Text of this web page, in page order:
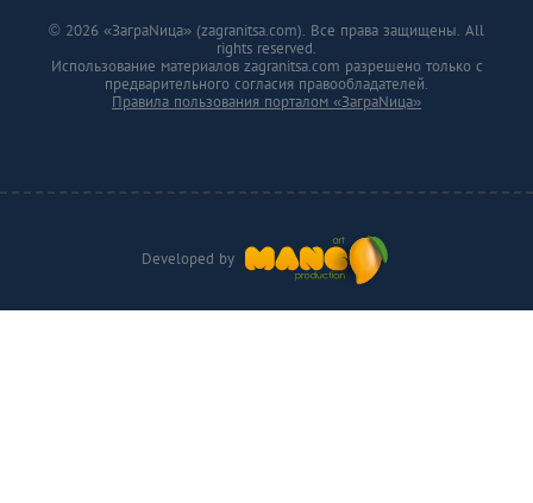
Developed by
© 2026 «ЗаграNица» (zagranitsa.com). Все права защищены. All
rights reserved.
Использование материалов zagranitsa.com разрешено только с
предварительного согласия правообладателей.
Правила пользования порталом «ЗаграNица»